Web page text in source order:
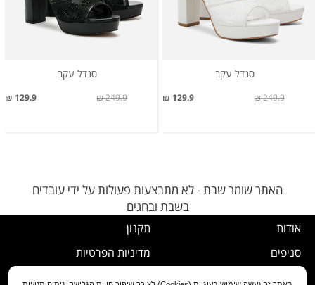
סנדל עקב
129.9 ₪ 249.9 ₪
סנדל עקב
129.9 ₪ 249.9 ₪
האתר שומר שבת - לא מתבצעות פעולות על ידי עובדים
בשבת ובחגים
אודות
סניפים
תקנון
מדיניות הפרטיות
נוהל ביטול עסקה